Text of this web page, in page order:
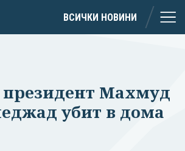
ВСИЧКИ НОВИНИ
Махмуд
убит в дома